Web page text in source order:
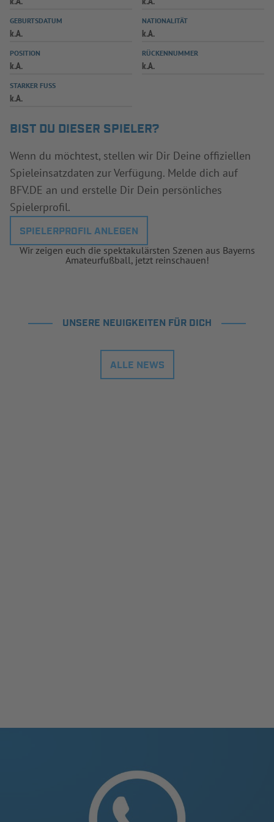
SPIELPLUS
GEBURTSDATUM
k.A.
NATIONALITÄT
k.A.
POSITION
k.A.
RÜCKENNUMMER
k.A.
STARKER FUSS
k.A.
BIST DU DIESER SPIELER?
Wenn du möchtest, stellen wir Dir Deine offiziellen
Spieleinsatzdaten zur Verfügung. Melde dich auf
BFV.DE an und erstelle Dir Dein persönliches
Spielerprofil.
SPIELERPROFIL ANLEGEN
Wir zeigen euch die spektakulärsten Szenen aus Bayerns
Amateurfußball, jetzt reinschauen!
UNSERE NEUIGKEITEN FÜR DICH
ALLE NEWS